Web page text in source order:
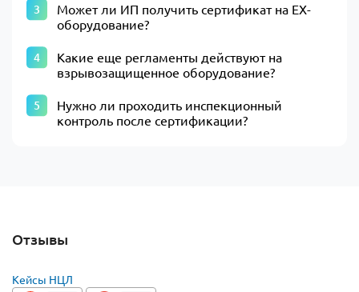
Может ли ИП получить сертификат на EX-
оборудование?
Какие еще регламенты действуют на
взрывозащищенное оборудование?
Нужно ли проходить инспекционный
контроль после сертификации?
Отзывы
Кейсы НЦЛ